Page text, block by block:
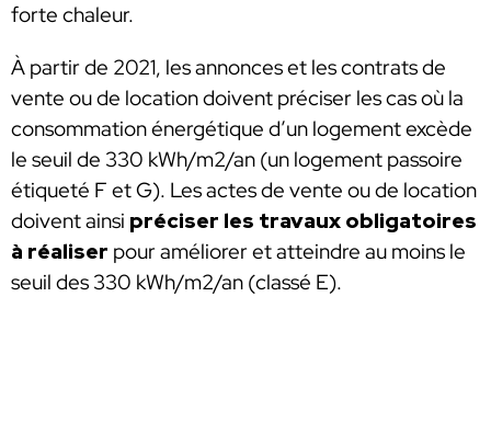
forte chaleur.
À partir de 2021, les annonces et les contrats de
vente ou de location doivent préciser les cas où la
consommation énergétique d’un logement excède
le seuil de 330 kWh/m2/an (un logement passoire
étiqueté F et G). Les actes de vente ou de location
doivent ainsi préciser les travaux obligatoires
à réaliser pour améliorer et atteindre au moins le
seuil des 330 kWh/m2/an (classé E).